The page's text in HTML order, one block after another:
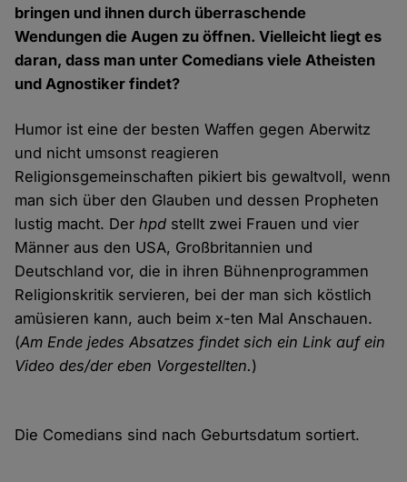
bringen und ihnen durch überraschende
Wendungen die Augen zu öffnen. Vielleicht liegt es
daran, dass man unter Comedians viele Atheisten
und Agnostiker findet?
Humor ist eine der besten Waffen gegen Aberwitz
und nicht umsonst reagieren
Religionsgemeinschaften pikiert bis gewaltvoll, wenn
man sich über den Glauben und dessen Propheten
lustig macht. Derhpd stellt zwei Frauen und vier
Männer aus den USA, Großbritannien und
Deutschland vor, die in ihren Bühnenprogrammen
Religionskritik servieren, bei der man sich köstlich
amüsieren kann, auch beim x-ten Mal Anschauen.
(Am Ende jedes Absatzes findet sich ein Link auf ein
Video des/der eben Vorgestellten.)
Die Comedians sind nach Geburtsdatum sortiert.